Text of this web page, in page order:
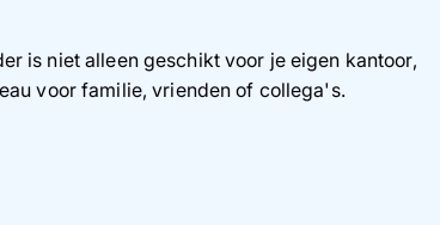
is niet alleen geschikt voor je eigen kantoor,
voor familie, vrienden of collega's.